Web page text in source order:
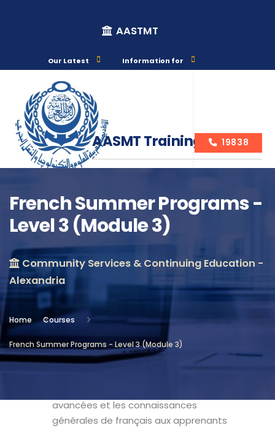
AASTMT
Our Latest Information for
AASMT Training Courses
19838
French Summer Programs -
Level 3 (Module 3)
Community Services & Continuing Education -
Alexandria
Home Courses
French Summer Programs - Level 3 (Module 3)
Course Info
Location
Community Services & Continuing
Education - Alexandria
Objectives
avancées et les connaissances
générales de français aux apprenants